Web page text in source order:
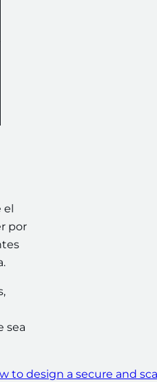
el
por
sea
to design a secure and